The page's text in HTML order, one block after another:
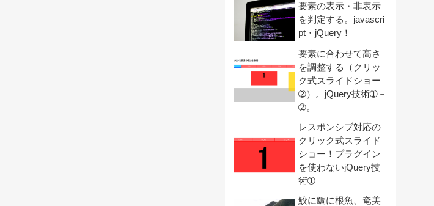
要素の表示・非表示
を判定する。javascri
pt・jQuery！
要素に合わせて高さ
を調整する（クリッ
ク式スライドショー
➁）。jQuery技術➀－
➁。
レスポンシブ対応の
クリック式スライド
ショー！プラグイン
を使わないjQuery技
術➀
鮫に鯛に根魚、奄美